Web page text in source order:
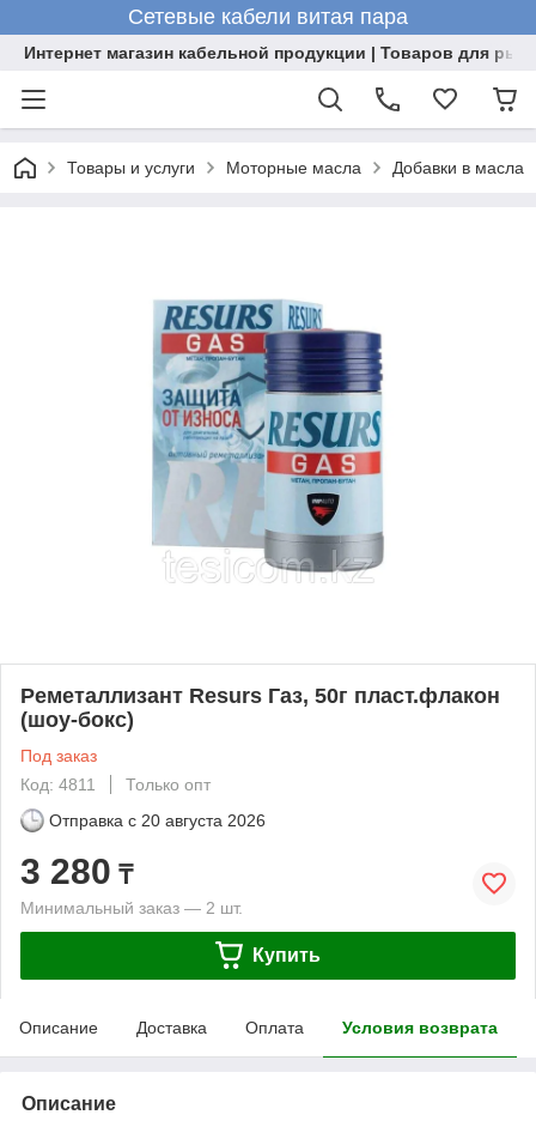
Сетевые кабели витая пара
Интернет магазин кабельной продукции | Товаров для
Товары и услуги Моторные масла Добавки в масла
Реметаллизант Resurs Газ, 50г пласт.флакон
(шоу-бокс)
Под заказ
Код: 4811
Только опт
Отправка с 20 августа 2026
3 280 ₸
Минимальный заказ — 2 шт.
Купить
Описание Доставка Оплата Условия возврата
Описание